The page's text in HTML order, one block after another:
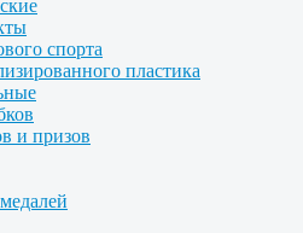
спорта
пластика
и призов